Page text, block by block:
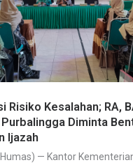
Risiko Kesalahan; RA,
Diminta
Ijazah
— Kantor